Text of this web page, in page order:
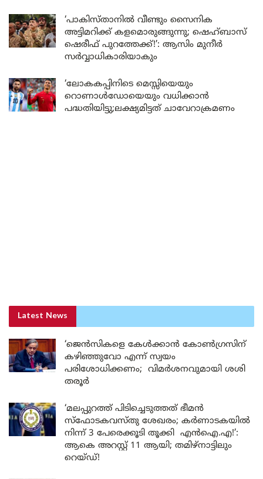
‘പാകിസ്താനിൽ വീണ്ടും സൈനിക
അട്ടിമറിക്ക് കളമൊരുങ്ങുന്നു; ഷെഹ്ബാസ്
ഷെരീഫ് പുറത്തേക്ക്!’: ആസിം മുനീർ
സർവ്വാധികാരിയാകും
‘ലോകകപ്പിനിടെ മെസ്സിയെയും
റൊണാൾഡോയെയും വധിക്കാൻ
പദ്ധതിയിട്ടു;ലക്ഷ്യമിട്ടത് ചാവേറാക്രമണം
Latest News
‘ജെൻസികളെ കേൾക്കാൻ കോൺഗ്രസിന്
കഴിഞ്ഞുവോ എന്ന് സ്വയം
പരിശോധിക്കണം; വിമർശനവുമായി ശശി
തരൂർ
‘മലപ്പുറത്ത് പിടിച്ചെടുത്തത് ഭീമൻ
സ്ഫോടകവസ്തു ശേഖരം; കർണാടകയിൽ
നിന്ന് 3 പേരെക്കൂടി തൂക്കി എൻഐ.എ!’:
ആകെ അറസ്റ്റ് 11 ആയി; തമിഴ്‌നാട്ടിലും
റെയ്ഡ്!